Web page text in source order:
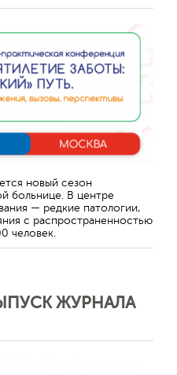
новый сезон
больнице. В центре
— редкие патологии,
с распространенностью
человек.
ЖУРНАЛА